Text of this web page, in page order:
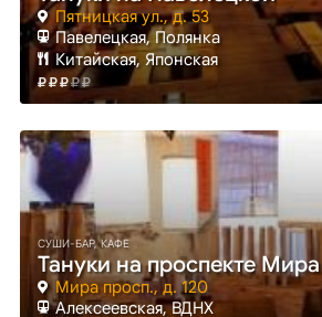
Пятницкая ул., д. 53
Павелецкая, Полянка
Китайская, Японская
СУШИ-БАР, КАФЕ
Тануки на проспекте Мира
Мира просп., д. 120
Алексеевская, ВДНХ